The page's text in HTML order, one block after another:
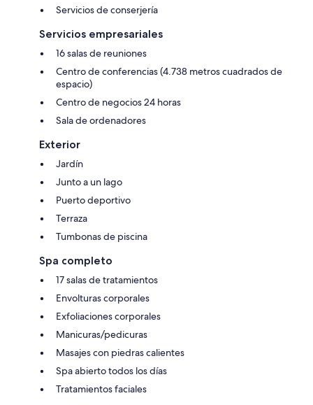
Servicios de conserjería
Servicios empresariales
16 salas de reuniones
Centro de conferencias (4.738 metros cuadrados de
espacio)
Centro de negocios 24 horas
Sala de ordenadores
Exterior
Jardín
Junto a un lago
Puerto deportivo
Terraza
Tumbonas de piscina
Spa completo
17 salas de tratamientos
Envolturas corporales
Exfoliaciones corporales
Manicuras/pedicuras
Masajes con piedras calientes
Spa abierto todos los días
Tratamientos faciales